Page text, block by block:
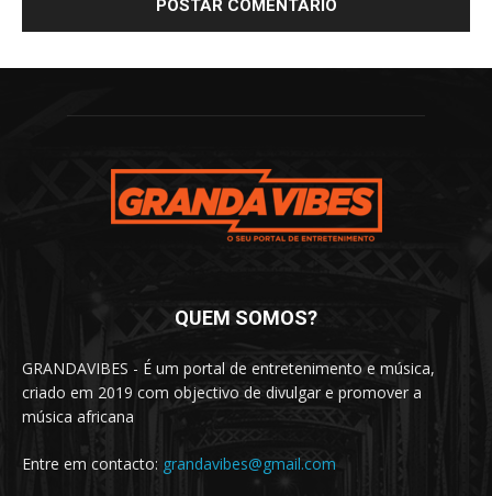
QUEM SOMOS?
GRANDAVIBES - É um portal de entretenimento e música,
criado em 2019 com objectivo de divulgar e promover a
música africana
Entre em contacto: grandavibes@gmail.com